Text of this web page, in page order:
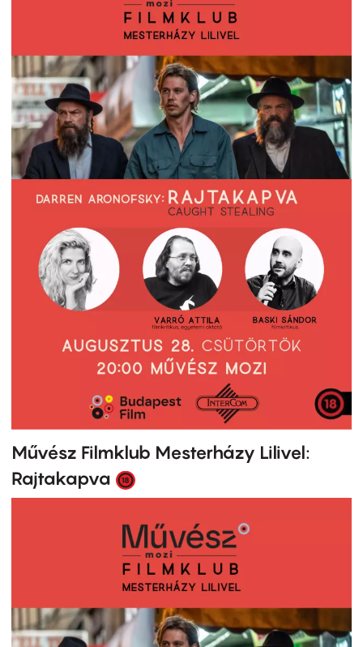
Művész Filmklub Mesterházy Lilivel:
Rajtakapva